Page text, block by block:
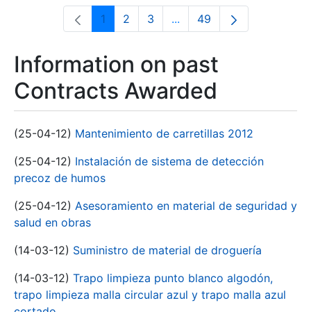
Page
1 Page
2 Page
3 ...Intermediate Pages Use
Page
49
Information on past
Contracts Awarded
(25-04-12) Mantenimiento de carretillas 2012
(25-04-12) Instalación de sistema de detección
precoz de humos
(25-04-12) Asesoramiento en material de seguridad y
salud en obras
(14-03-12) Suministro de material de droguería
(14-03-12) Trapo limpieza punto blanco algodón,
trapo limpieza malla circular azul y trapo malla azul